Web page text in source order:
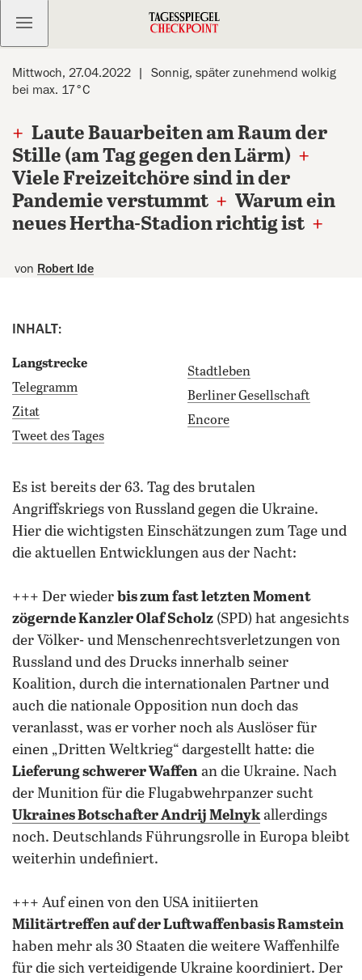
Kostenlos anmelden
Mittwoch, 27.04.2022
Sonnig, später zunehmend wolkig
bei max. 17°C
+ Laute Bauarbeiten am Raum der
Stille (am Tag gegen den Lärm) +
Viele Freizeitchöre sind in der
Pandemie verstummt + Warum ein
neues Hertha-Stadion richtig ist +
von Robert Ide
INHALT:
Langstrecke
Telegramm
Zitat
Tweet des Tages
Stadtleben
Berliner Gesellschaft
Encore
es ist bereits der 63. Tag des brutalen
Angriffskriegs von Russland gegen die Ukraine.
Hier die wichtigsten Einschätzungen zum Tage und
die aktuellen Entwicklungen aus der Nacht:
+++ Der wieder bis zum fast letzten Moment
zögernde Kanzler Olaf Scholz (SPD) hat angesichts
der Völker- und Menschenrechtsverletzungen von
Russland und des Drucks innerhalb seiner
Koalition, durch die internationalen Partner und
auch die nationale Opposition nun doch das
veranlasst, was er vorher noch als Auslöser für
einen „Dritten Weltkrieg“ dargestellt hatte: die
Lieferung schwerer Waffen an die Ukraine. Nach
der Munition für die Flugabwehrpanzer sucht
Ukraines Botschafter Andrij Melnykallerdings
noch. Deutschlands Führungsrolle in Europa bleibt
weiterhin undefiniert.
+++ Auf einen von den USA initiierten
Militärtreffen auf der Luftwaffenbasis Ramstein
haben mehr als 30 Staaten die weitere Waffenhilfe
für die sich verteidigende Ukraine koordiniert. Der